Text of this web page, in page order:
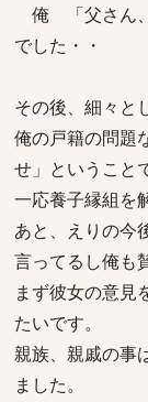
俺 「父さん、
でした・・
その後、細々
俺の戸籍の問題
せ」ということ
一応養子縁組を
あと、えりの今
言ってるし俺も
まず彼女の意見
たいです。
親族、親戚の事
ました。